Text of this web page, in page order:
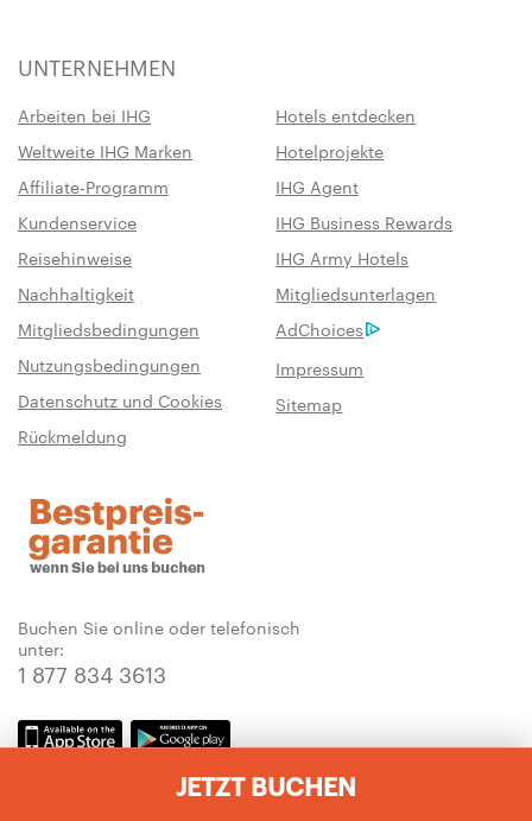
JETZT BUCHEN
UNTERNEHMEN
Arbeiten bei IHG
Hotels entdecken
Weltweite IHG Marken
Hotelprojekte
Affiliate-Programm
IHG Agent
Kundenservice
IHG Business Rewards
Reisehinweise
IHG Army Hotels
Nachhaltigkeit
Mitgliedsunterlagen
Mitgliedsbedingungen
AdChoices
Nutzungsbedingungen
Impressum
Datenschutz und Cookies
Sitemap
Rückmeldung
Buchen Sie online oder telefonisch
unter:
1 877 834 3613
Die IHG One Rewards-App